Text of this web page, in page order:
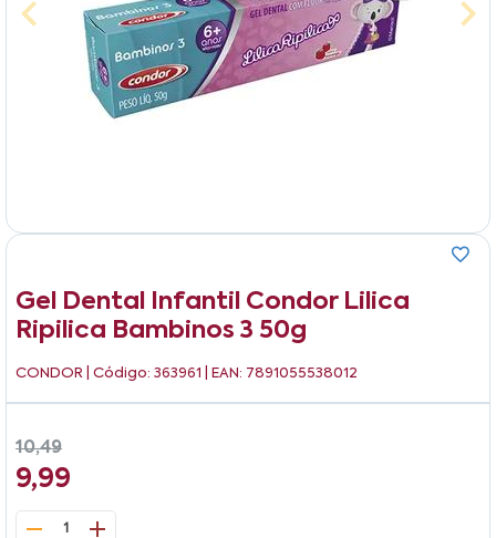
Gel Dental Infantil Condor Lilica
Ripilica Bambinos 3 50g
CONDOR | Código: 363961 | EAN: 7891055538012
10,49
9,99
1